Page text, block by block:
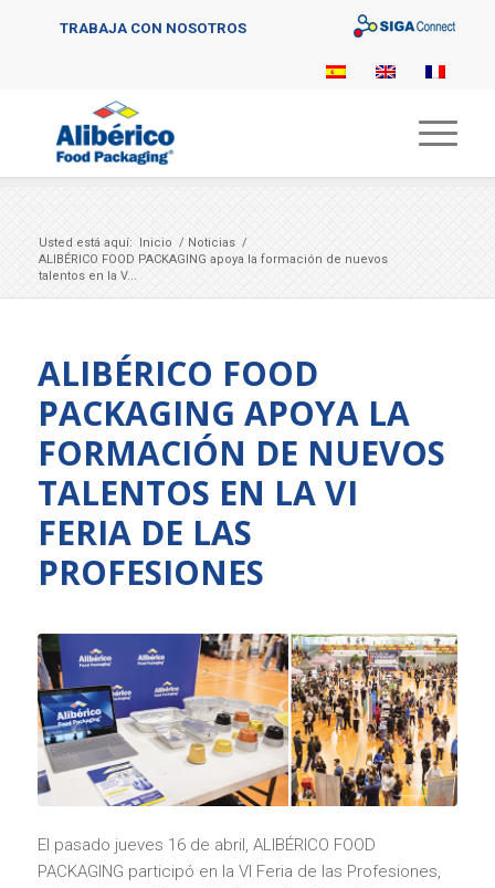
TRABAJA CON NOSOTROS
Usted está aquí: Inicio / Noticias /
ALIBÉRICO FOOD PACKAGING apoya la formación de nuevos
talentos en la V...
ALIBÉRICO FOOD
PACKAGING APOYA LA
FORMACIÓN DE NUEVOS
TALENTOS EN LA VI
FERIA DE LAS
PROFESIONES
El pasado jueves 16 de abril, ALIBÉRICO FOOD
PACKAGING participó en la VI Feria de las Profesiones,